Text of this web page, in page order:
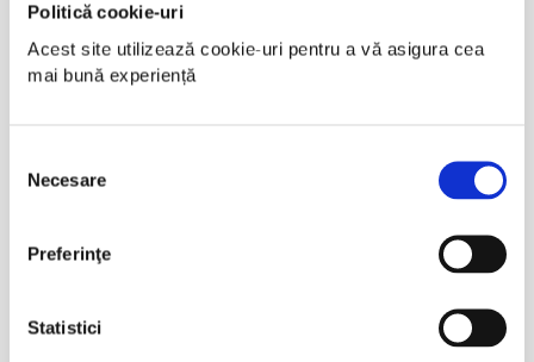
Politică cookie-uri
Acest site utilizează cookie-uri pentru a vă asigura cea
mai bună experiență
consimțământului
Necesare
Preferinţe
Statistici
Alex Grecu
Marius Marin
Arhive
aprilie 2026
februarie 2026